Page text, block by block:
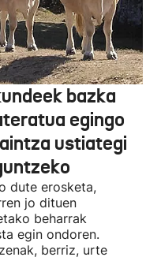
bazka
egingo
ustiategi
dute erosketa,
jo dituen
beharrak
egin ondoren.
berriz, urte